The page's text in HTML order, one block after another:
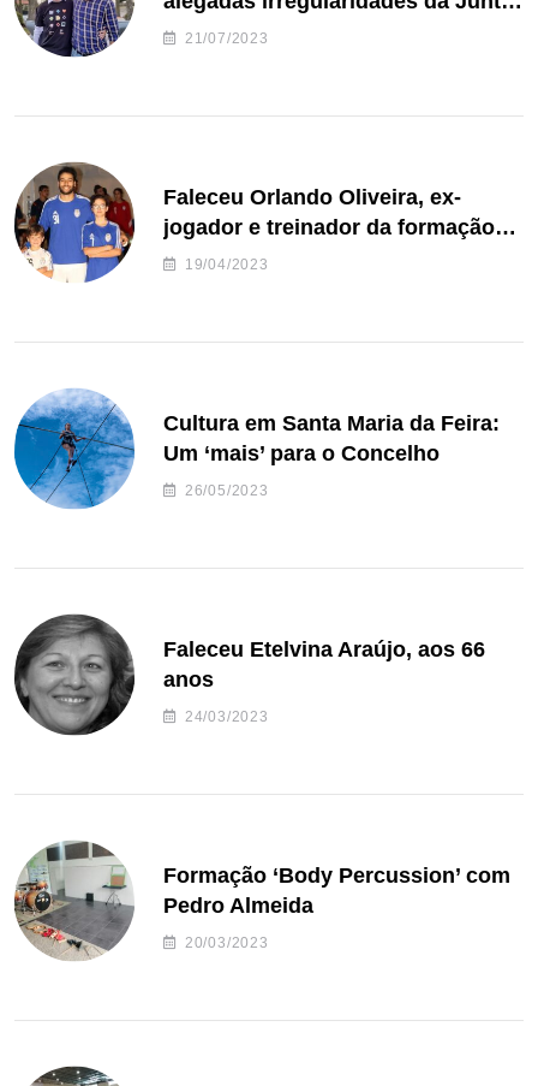
de Freguesia S. João de Ver
21/07/2023
Faleceu Orlando Oliveira, ex-
jogador e treinador da formação
de andebol do Feirense
19/04/2023
Cultura em Santa Maria da Feira:
Um ‘mais’ para o Concelho
26/05/2023
Faleceu Etelvina Araújo, aos 66
anos
24/03/2023
Formação ‘Body Percussion’ com
Pedro Almeida
20/03/2023